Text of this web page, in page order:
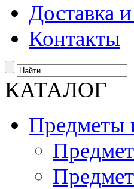
Доставка
Контакты
КАТАЛОГ
Предметы